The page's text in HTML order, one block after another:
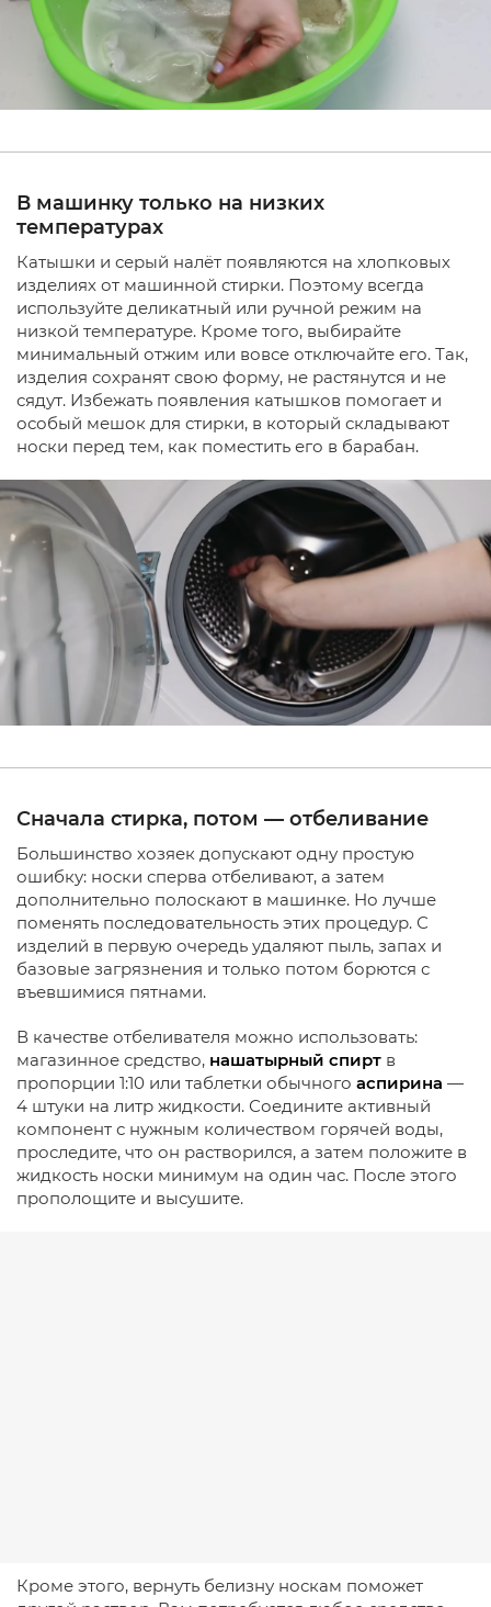
В машинку только на низких
температурах
Катышки и серый налёт появляются на хлопковых
изделиях от машинной стирки. Поэтому всегда
используйте деликатный или ручной режим на
низкой температуре. Кроме того, выбирайте
минимальный отжим или вовсе отключайте его. Так,
изделия сохранят свою форму, не растянутся и не
сядут. Избежать появления катышков помогает и
особый мешок для стирки, в который складывают
носки перед тем, как поместить его в барабан.
Сначала стирка, потом — отбеливание
Большинство хозяек допускают одну простую
ошибку: носки сперва отбеливают, а затем
дополнительно полоскают в машинке. Но лучше
поменять последовательность этих процедур. С
изделий в первую очередь удаляют пыль, запах и
базовые загрязнения и только потом борются с
въевшимися пятнами.
В качестве отбеливателя можно использовать:
магазинное средство, нашатырный спирт в
пропорции 1:10 или таблетки обычного аспирина —
4 штуки на литр жидкости. Соедините активный
компонент с нужным количеством горячей воды,
проследите, что он растворился, а затем положите в
жидкость носки минимум на один час. После этого
прополощите и высушите.
Кроме этого, вернуть белизну носкам поможет